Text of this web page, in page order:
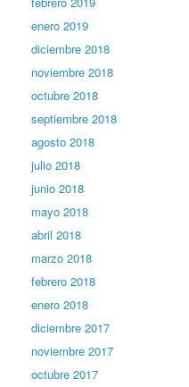
enero 2019
diciembre 2018
noviembre 2018
octubre 2018
septiembre 2018
agosto 2018
julio 2018
junio 2018
mayo 2018
abril 2018
marzo 2018
febrero 2018
enero 2018
diciembre 2017
noviembre 2017
octubre 2017